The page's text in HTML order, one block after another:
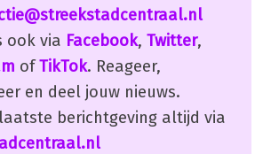
ook via Facebook, Twitter,
ofTikTok. Reageer,
en deel jouw nieuws.
berichtgeving altijd via